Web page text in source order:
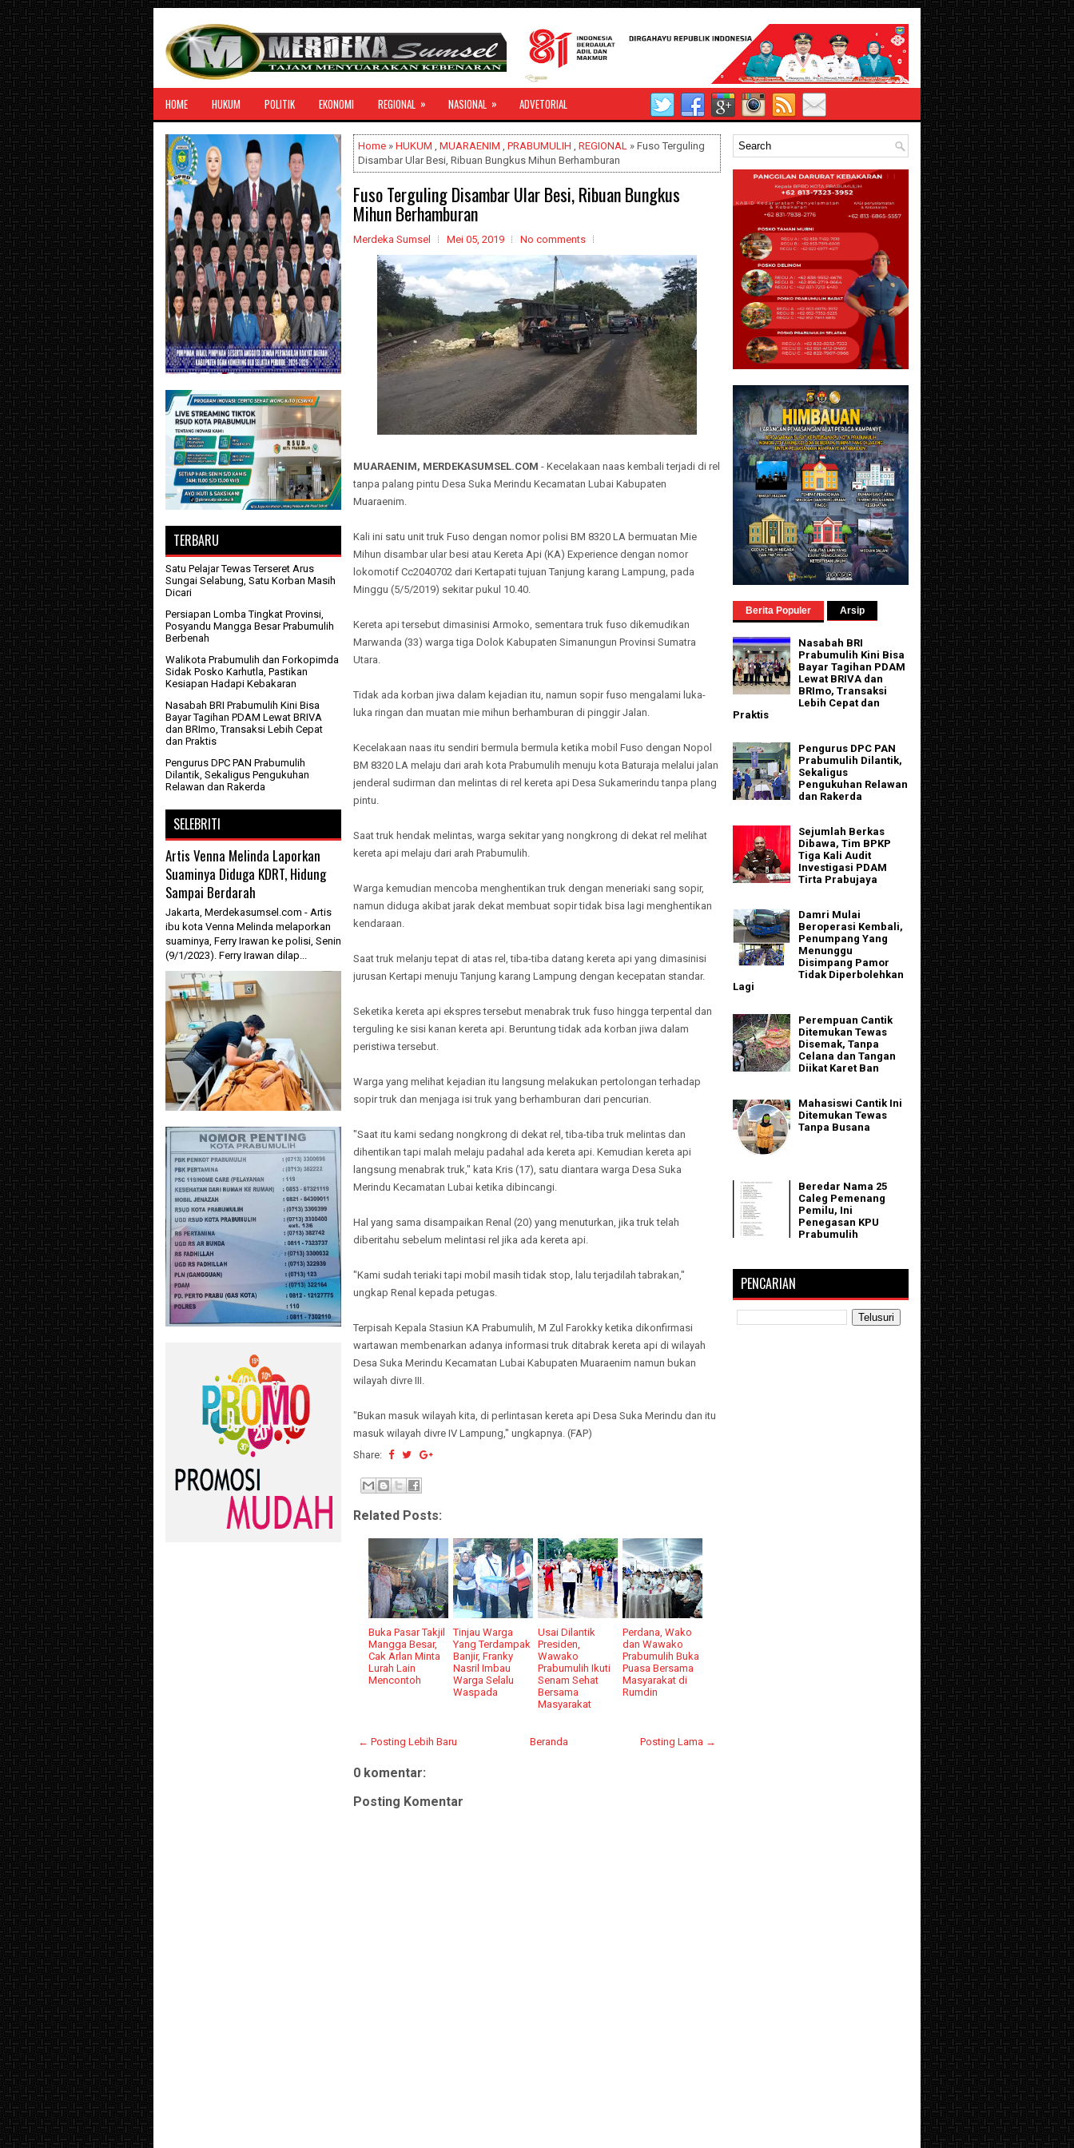
HOME HUKUM POLITIK EKONOMI REGIONAL » NASIONAL » ADVETORIAL
Home » HUKUM , MUARAENIM , PRABUMULIH , REGIONAL » Fuso Terguling
Disambar Ular Besi, Ribuan Bungkus Mihun Berhamburan
Fuso Terguling Disambar Ular Besi, Ribuan Bungkus
Mihun Berhamburan
Merdeka Sumsel Mei 05, 2019 No comments
MUARAENIM, MERDEKASUMSEL.COM - Kecelakaan naas kembali terjadi di rel
tanpa palang pintu Desa Suka Merindu Kecamatan Lubai Kabupaten
Muaraenim.
Kali ini satu unit truk Fuso dengan nomor polisi BM 8320 LA bermuatan Mie
Mihun disambar ular besi atau Kereta Api (KA) Experience dengan nomor
lokomotif Cc2040702 dari Kertapati tujuan Tanjung karang Lampung, pada
Minggu (5/5/2019) sekitar pukul 10.40.
Kereta api tersebut dimasinisi Armoko, sementara truk fuso dikemudikan
Marwanda (33) warga tiga Dolok Kabupaten Simanungun Provinsi Sumatra
Utara.
Tidak ada korban jiwa dalam kejadian itu, namun sopir fuso mengalami luka-
luka ringan dan muatan mie mihun berhamburan di pinggir Jalan.
Kecelakaan naas itu sendiri bermula bermula ketika mobil Fuso dengan Nopol
BM 8320 LA melaju dari arah kota Prabumulih menuju kota Baturaja melalui jalan
jenderal sudirman dan melintas di rel kereta api Desa Sukamerindu tanpa plang
pintu.
Saat truk hendak melintas, warga sekitar yang nongkrong di dekat rel melihat
kereta api melaju dari arah Prabumulih.
Warga kemudian mencoba menghentikan truk dengan meneriaki sang sopir,
namun diduga akibat jarak dekat membuat sopir tidak bisa lagi menghentikan
kendaraan.
Saat truk melanju tepat di atas rel, tiba-tiba datang kereta api yang dimasinisi
jurusan Kertapi menuju Tanjung karang Lampung dengan kecepatan standar.
Seketika kereta api ekspres tersebut menabrak truk fuso hingga terpental dan
terguling ke sisi kanan kereta api. Beruntung tidak ada korban jiwa dalam
peristiwa tersebut.
Warga yang melihat kejadian itu langsung melakukan pertolongan terhadap
sopir truk dan menjaga isi truk yang berhamburan dari pencurian.
"Saat itu kami sedang nongkrong di dekat rel, tiba-tiba truk melintas dan
dihentikan tapi malah melaju padahal ada kereta api. Kemudian kereta api
langsung menabrak truk," kata Kris (17), satu diantara warga Desa Suka
Merindu Kecamatan Lubai ketika dibincangi.
Hal yang sama disampaikan Renal (20) yang menuturkan, jika truk telah
diberitahu sebelum melintasi rel jika ada kereta api.
"Kami sudah teriaki tapi mobil masih tidak stop, lalu terjadilah tabrakan,"
ungkap Renal kepada petugas.
Terpisah Kepala Stasiun KA Prabumulih, M Zul Farokky ketika dikonfirmasi
wartawan membenarkan adanya informasi truk ditabrak kereta api di wilayah
Desa Suka Merindu Kecamatan Lubai Kabupaten Muaraenim namun bukan
wilayah divre III.
"Bukan masuk wilayah kita, di perlintasan kereta api Desa Suka Merindu dan itu
masuk wilayah divre IV Lampung," ungkapnya. (FAP)
Share:
Related Posts:
Buka Pasar Takjil
Mangga Besar,
Cak Arlan Minta
Lurah Lain
Mencontoh
Tinjau Warga
Yang Terdampak
Banjir, Franky
Nasril Imbau
Warga Selalu
Waspada
Usai Dilantik
Presiden,
Wawako
Prabumulih Ikuti
Senam Sehat
Bersama
Masyarakat
Perdana, Wako
dan Wawako
Prabumulih Buka
Puasa Bersama
Masyarakat di
Rumdin
← Posting Lebih Baru Posting Lama →
Beranda
0 komentar:
Posting Komentar
TERBARU
Satu Pelajar Tewas Terseret Arus
Sungai Selabung, Satu Korban Masih
Dicari
Persiapan Lomba Tingkat Provinsi,
Posyandu Mangga Besar Prabumulih
Berbenah
Walikota Prabumulih dan Forkopimda
Sidak Posko Karhutla, Pastikan
Kesiapan Hadapi Kebakaran
Nasabah BRI Prabumulih Kini Bisa
Bayar Tagihan PDAM Lewat BRIVA
dan BRImo, Transaksi Lebih Cepat
dan Praktis
Pengurus DPC PAN Prabumulih
Dilantik, Sekaligus Pengukuhan
Relawan dan Rakerda
SELEBRITI
Artis Venna Melinda Laporkan
Suaminya Diduga KDRT, Hidung
Sampai Berdarah
Jakarta, Merdekasumsel.com - Artis
ibu kota Venna Melinda melaporkan
suaminya, Ferry Irawan ke polisi, Senin
(9/1/2023). Ferry Irawan dilap...
Berita Populer Arsip
Nasabah BRI
Prabumulih Kini Bisa
Bayar Tagihan PDAM
Lewat BRIVA dan
BRImo, Transaksi
Lebih Cepat dan
Praktis
Pengurus DPC PAN
Prabumulih Dilantik,
Sekaligus
Pengukuhan Relawan
dan Rakerda
Sejumlah Berkas
Dibawa, Tim BPKP
Tiga Kali Audit
Investigasi PDAM
Tirta Prabujaya
Damri Mulai
Beroperasi Kembali,
Penumpang Yang
Menunggu
Disimpang Pamor
Tidak Diperbolehkan
Lagi
Perempuan Cantik
Ditemukan Tewas
Disemak, Tanpa
Celana dan Tangan
Diikat Karet Ban
Mahasiswi Cantik Ini
Ditemukan Tewas
Tanpa Busana
Beredar Nama 25
Caleg Pemenang
Pemilu, Ini
Penegasan KPU
Prabumulih
PENCARIAN